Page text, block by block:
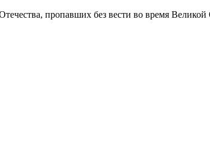
, пропавших без вести во время